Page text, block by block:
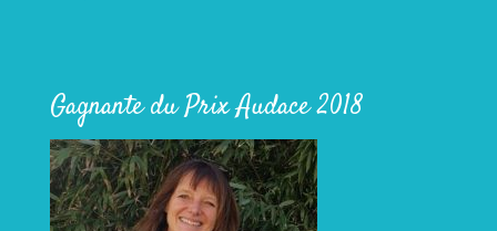
Gagnante du Prix Audace 2018